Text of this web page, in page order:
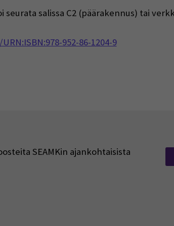
salissa C2 (päärakennus) tai
952-86-1204-9
SEAMKin ajankohtaisista